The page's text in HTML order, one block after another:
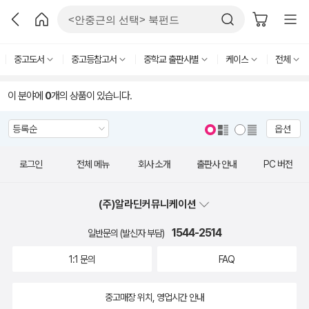
중고도서 중고등참고서 중학교 출판사별 케이스 전체
이 분야에 0개의 상품이 있습니다.
옵션
로그인 전체 메뉴 회사 소개 출판사 안내 PC 버전
(주)알라딘커뮤니케이션
일반문의 (발신자 부담) 1544-2514
1:1 문의 FAQ
중고매장 위치, 영업시간 안내